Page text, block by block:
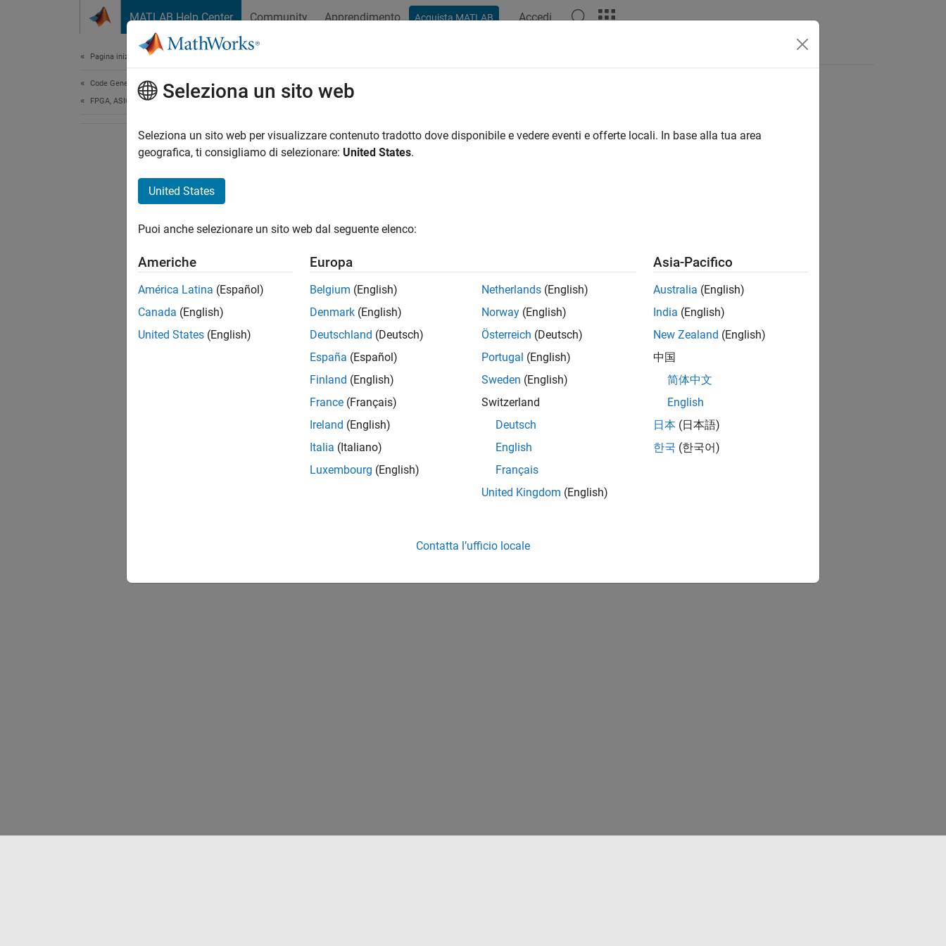
MATLAB Help Center Community Apprendimento Acquista MATLAB Accedi
Pagina iniziale della documentazione
Code Generation
FPGA, ASIC, and SoC DevelopmentSeleziona un sito web
Seleziona un sito web per visualizzare contenuto tradotto dove disponibile e vedere eventi e offerte locali. In base alla tua area
geografica, ti consigliamo di selezionare: United States.
United States
Puoi anche selezionare un sito web dal seguente elenco:
Americhe
América Latina (Español)
Canada (English)
United States (English)
Europa
Belgium (English)
Denmark (English)
Deutschland (Deutsch)
España (Español)
Finland (English)
France (Français)
Ireland (English)
Italia (Italiano)
Luxembourg (English)
Netherlands (English)
Norway (English)
Österreich (Deutsch)
Portugal (English)
Sweden (English)
Switzerland
Deutsch
English
Français
United Kingdom (English)
Asia-Pacifico
Australia (English)
India (English)
New Zealand (English)
中国
简体中文
English
日本 (日本語)
한국 (한국어)
Contatta l’ufficio locale